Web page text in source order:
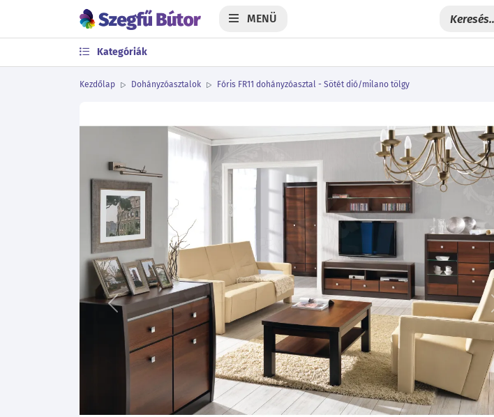
MENÜ
Kategóriák
Kezdőlap Dohányzóasztalok Fóris FR11 dohányzóasztal - Sötét dió/milano tölgy
Előző